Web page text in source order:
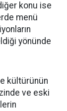
konu ise
menü
yönünde
kültürünün
ve eski